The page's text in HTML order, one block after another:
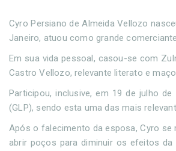
Cyro Persiano de Almeida Vellozo
Janeiro, atuou como grande
Em sua vida pessoal, casou-se com
Castro Vellozo, relevante literato e
Participou, inclusive, em 19 de julho
(GLP), sendo esta uma das mais
Após o falecimento da esposa, Cyro se
abrir poços para diminuir os efeitos da